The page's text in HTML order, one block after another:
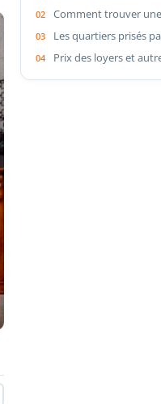
Comment trouver
Les quartiers prisés
Prix des loyers et